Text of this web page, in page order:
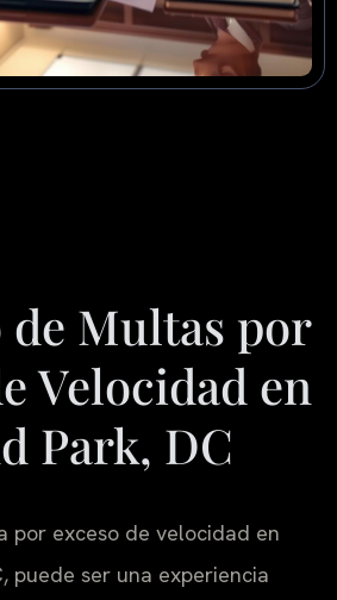
de Multas por
Velocidad en
Park, DC
por exceso de velocidad en
puede ser una experiencia